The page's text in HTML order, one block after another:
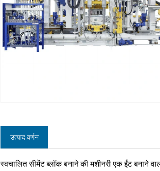
उत्पाद वर्णन
स्वचालित सीमेंट ब्लॉक बनाने की मशीनरी एक ईंट बनाने